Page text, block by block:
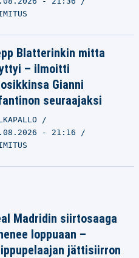
Blatterinkin mitta
– ilmoitti
Gianni
seuraajaksi
- 21:16
Madridin siirtosaaga
loppuaan –
jättisiirron